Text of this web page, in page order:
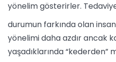
yönelim gösterirler.
durumun farkında olan
yönelimi daha azdır ancak
yaşadıklarında “kederden”